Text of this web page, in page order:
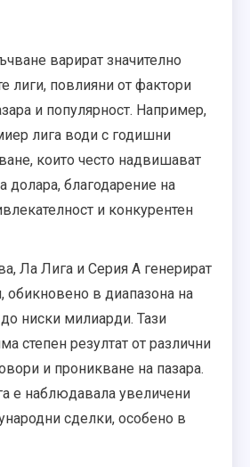
варират значително
лиги, повлияни от фактори
и популярност. Например,
лига води с годишни
които често надвишават
долара, благодарение на
и конкурентен
Ла Лига и Серия А генерират
обикновено в диапазона на
ниски милиарди. Тази
степен резултат от различни
и проникване на пазара.
е наблюдавала увеличени
сделки, особено в